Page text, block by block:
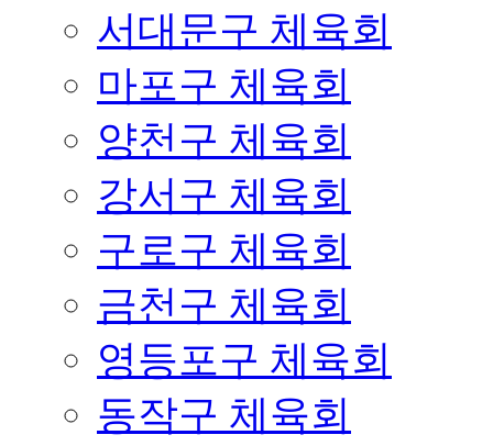
서대문구 체육회
마포구 체육회
양천구 체육회
강서구 체육회
구로구 체육회
금천구 체육회
영등포구 체육회
동작구 체육회